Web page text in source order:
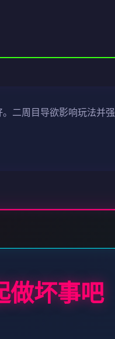
二周目导欲影响玩法并
做坏事吧